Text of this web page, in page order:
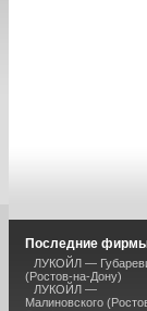
Последние
ЛУКОЙЛ —
(Ростов-на-Дону)
ЛУКОЙЛ —
Малиновского